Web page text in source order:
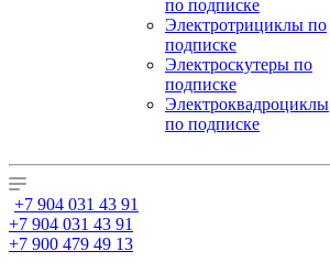
по подписке
Электротрициклы по
подписке
Электроскутеры по
подписке
Электроквадроциклы
по подписке
+7 904 031 43 91
+7 904 031 43 91
+7 900 479 49 13